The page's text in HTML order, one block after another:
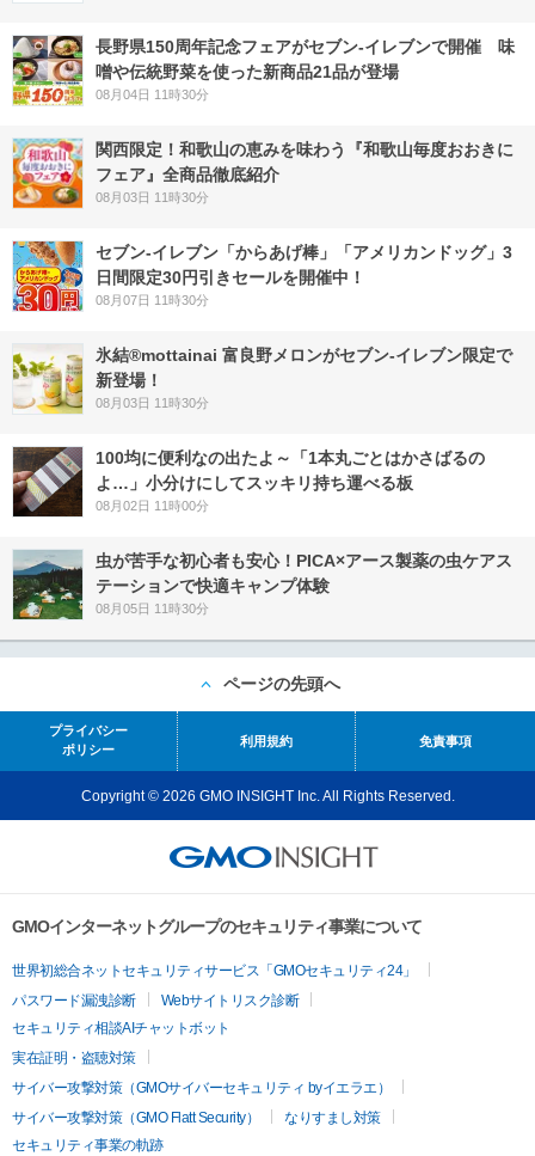
長野県150周年記念フェアがセブン-イレブンで開催 味
噌や伝統野菜を使った新商品21品が登場
08月04日 11時30分
関西限定！和歌山の恵みを味わう『和歌山毎度おおきに
フェア』全商品徹底紹介
08月03日 11時30分
セブン‐イレブン「からあげ棒」「アメリカンドッグ」3
日間限定30円引きセールを開催中！
08月07日 11時30分
氷結®mottainai 富良野メロンがセブン‐イレブン限定で
新登場！
08月03日 11時30分
100均に便利なの出たよ～「1本丸ごとはかさばるの
よ…」小分けにしてスッキリ持ち運べる板
08月02日 11時00分
虫が苦手な初心者も安心！PICA×アース製薬の虫ケアス
テーションで快適キャンプ体験
08月05日 11時30分
ページの先頭へ
プライバシー
ポリシー
利用規約 免責事項
Copyright © 2026 GMO INSIGHT Inc. All Rights Reserved.
GMOインターネットグループのセキュリティ事業について
世界初総合ネットセキュリティサービス「GMOセキュリティ24」
パスワード漏洩診断
Webサイトリスク診断
セキュリティ相談AIチャットボット
実在証明・盗聴対策
サイバー攻撃対策（GMOサイバーセキュリティ byイエラエ）
サイバー攻撃対策（GMO Flatt Security）
なりすまし対策
セキュリティ事業の軌跡